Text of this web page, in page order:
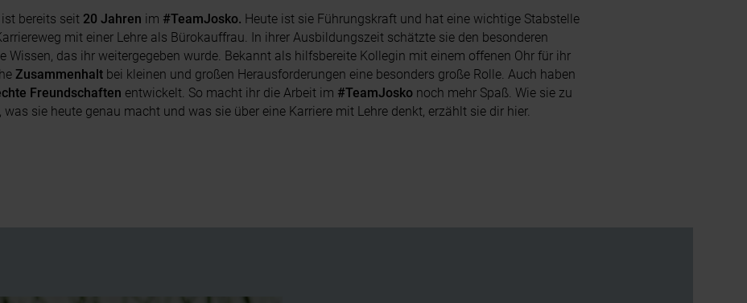
ist bereits seit 20 Jahren im #TeamJosko. Heute ist sie Führungskraft und hat eine wichtige Stabstelle
mit einer Lehre als Bürokauffrau. In ihrer Ausbildungszeit schätzte sie den besonderen
das ihr weitergegeben wurde. Bekannt als hilfsbereite Kollegin mit einem offenen Ohr für ihr
Zusammenhalt bei kleinen und großen Herausforderungen eine besonders große Rolle. Auch haben
Freundschaften entwickelt. So macht ihr die Arbeit im #TeamJosko noch mehr Spaß. Wie sie zu
sie heute genau macht und was sie über eine Karriere mit Lehre denkt, erzählt sie dir hier.